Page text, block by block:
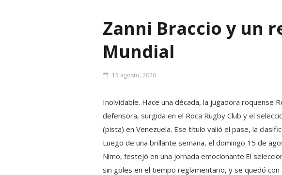
Zanni Braccio y un
Mundial
15 agosto, 2020
Inolvidable. Hace una década, la jugadora roquense
defensora, surgida en el Roca Rugby Club y el
(pista) en Venezuela. Ese título valió el pase, la
Luego de una brillante semana, el domingo 15 de
Nimo, festejó en una jornada emocionante.El
sin goles en el tiempo reglamentario, y se quedó